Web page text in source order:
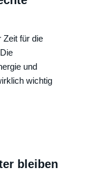
Zeit für die
und
wichtig
bleiben